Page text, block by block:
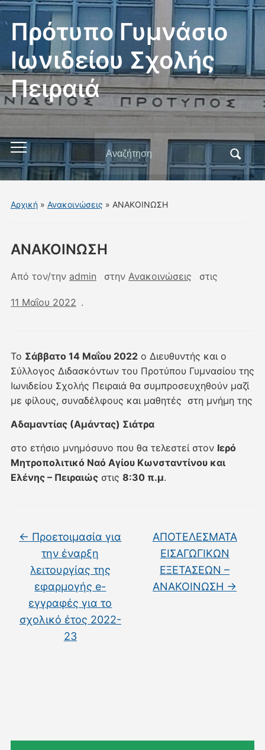
Πρότυπο Γυμνάσιο
Ιωνιδείου Σχολής
Πειραιά
Εναλλαγή
του
μενού
για
Αναζήτηση
για:
Αρχική» Ανακοινώσεις » ΑΝΑΚΟΙΝΩΣΗ
ΑΝΑΚΟΙΝΩΣΗ
Από τον/την admin στην Ανακοινώσεις στις
11 Μαΐου 2022 .
Το Σάββατο 14 Μαΐου 2022ο Διευθυντής και ο
Σύλλογος Διδασκόντων του Προτύπου Γυμνασίου της
Ιωνιδείου Σχολής Πειραιά θα συμπροσευχηθούν μαζί
με φίλους, συναδέλφους και μαθητές στη μνήμη της
Αδαμαντίας (Αμάντας) Σιάτρα
στο ετήσιο μνημόσυνο που θα τελεστεί στον Ιερό
Μητροπολιτικό Ναό Αγίου Κωνσταντίνου και
Ελένης – Πειραιώςστις 8:30 π.μ.
← Προετοιμασία για
την έναρξη
λειτουργίας της
εφαρμογής e-
εγγραφές για το
σχολικό έτος 2022-
23
ΑΠΟΤΕΛΕΣΜΑΤΑ
ΕΙΣΑΓΩΓΙΚΩΝ
ΕΞΕΤΑΣΕΩΝ –
ΑΝΑΚΟΙΝΩΣΗ →